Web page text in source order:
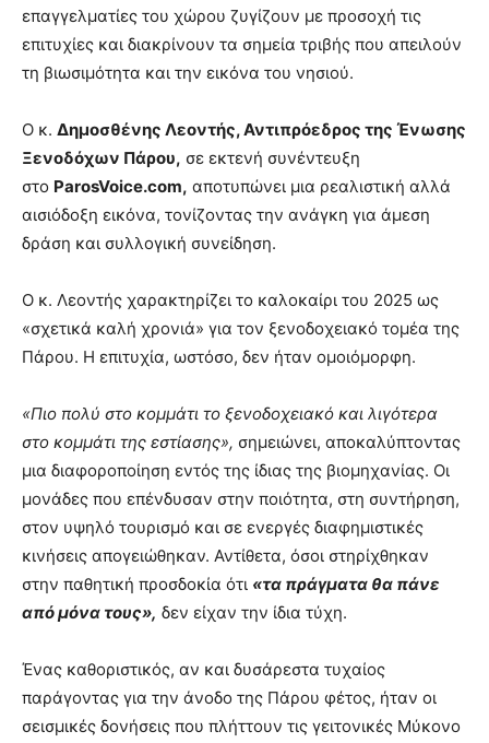
επαγγελματίες του χώρου ζυγίζουν με προσοχή τις
επιτυχίες και διακρίνουν τα σημεία τριβής που απειλούν
τη βιωσιμότητα και την εικόνα του νησιού.
Ο κ. Δημοσθένης Λεοντής, Αντιπρόεδρος της Ένωσης
Ξενοδόχων Πάρου, σε εκτενή συνέντευξη
στο ParosVoice.com, αποτυπώνει μια ρεαλιστική αλλά
αισιόδοξη εικόνα, τονίζοντας την ανάγκη για άμεση
δράση και συλλογική συνείδηση.
Ο κ. Λεοντής χαρακτηρίζει το καλοκαίρι του 2025 ως
«σχετικά καλή χρονιά» για τον ξενοδοχειακό τομέα της
Πάρου. Η επιτυχία, ωστόσο, δεν ήταν ομοιόμορφη.
«Πιο πολύ στο κομμάτι το ξενοδοχειακό και λιγότερα
στο κομμάτι της εστίασης», σημειώνει, αποκαλύπτοντας
μια διαφοροποίηση εντός της ίδιας της βιομηχανίας. Οι
μονάδες που επένδυσαν στην ποιότητα, στη συντήρηση,
στον υψηλό τουρισμό και σε ενεργές διαφημιστικές
κινήσεις απογειώθηκαν. Αντίθετα, όσοι στηρίχθηκαν
στην παθητική προσδοκία ότι «τα πράγματα θα πάνε
από μόνα τους», δεν είχαν την ίδια τύχη.
Ένας καθοριστικός, αν και δυσάρεστα τυχαίος
παράγοντας για την άνοδο της Πάρου φέτος, ήταν οι
σεισμικές δονήσεις που πλήττουν τις γειτονικές Μύκονο